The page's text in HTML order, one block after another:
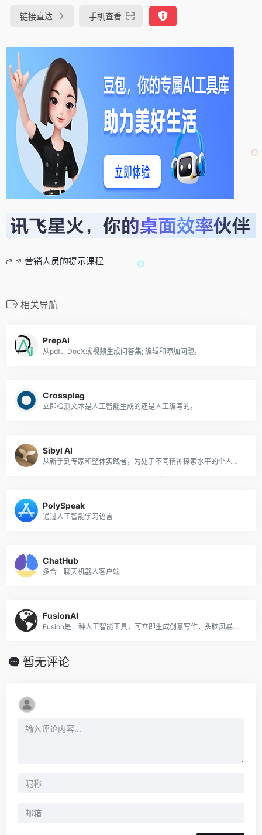
链接直达 手机查看
营销人员的提示课程
相关导航
PrepAI
从pdf、DocX或视频生成问答集; 编辑和添加问题。
Crossplag
立即检测文本是人工智能生成的还是人工编写的。
Sibyl AI
从新手到专家和整体实践者，为处于不同精神探索水平的个人提供指导，见解和支持。
PolySpeak
通过人工智能学习语言
ChatHub
多合一聊天机器人客户端
FusionAI
Fusion是一种人工智能工具，可立即生成创意写作，头脑风暴和想法生成的提示，以增强创造力和生产力。
暂无评论